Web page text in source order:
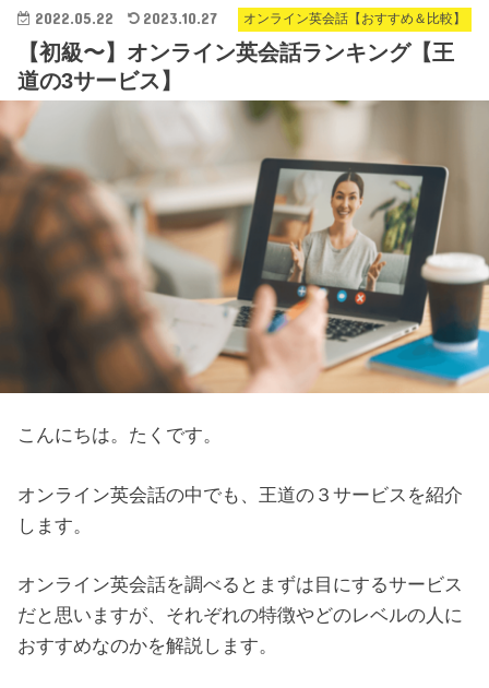
オンライン英会話【おすすめ＆比較】
2022.05.22 2023.10.27
【初級〜】オンライン英会話ランキング【王
道の3サービス】
こんにちは。たくです。
オンライン英会話の中でも、王道の３サービスを紹介
します。
オンライン英会話を調べるとまずは目にするサービス
だと思いますが、それぞれの特徴やどのレベルの人に
おすすめなのかを解説します。